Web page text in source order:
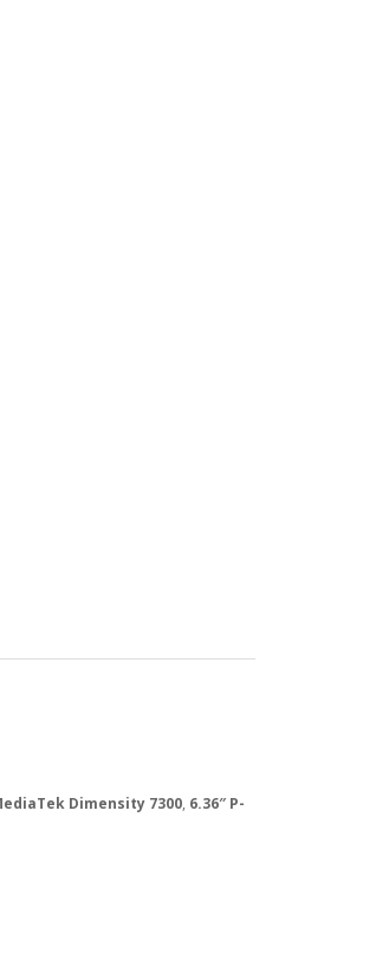
Dimensity 7300, 6.36″ P-